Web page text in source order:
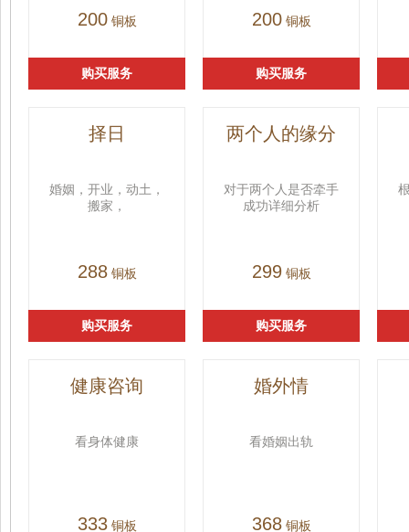
200铜板
购买服务
200铜板
购买服务
择日
婚姻，开业，动土，
搬家，
288铜板
购买服务
两个人的缘分
对于两个人是否牵手
成功详细分析
299铜板
购买服务
健康咨询
看身体健康
333铜板
婚外情
看婚姻出轨
368铜板